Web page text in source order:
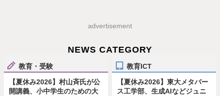
advertisement
NEWS CATEGORY
教育・受験
【夏休み2026】村山斉氏が公
開講義、小中学生のための大
教育ICT
【夏休み2026】東大メタバー
ス工学部、生成AIなどジュニ